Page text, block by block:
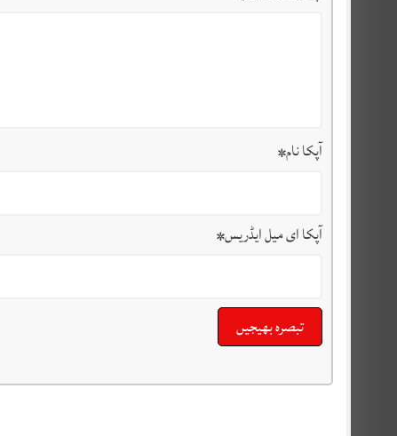
آپکا نام*
آپکا ای میل ایڈریس*